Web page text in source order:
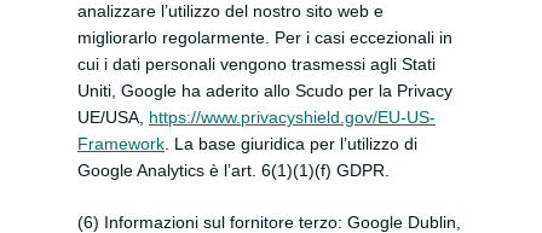
analizzare l’utilizzo del nostro sito web e
migliorarlo regolarmente. Per i casi eccezionali in
cui i dati personali vengono trasmessi agli Stati
Uniti, Google ha aderito allo Scudo per la Privacy
UE/USA, https://www.privacyshield.gov/EU-US-
Framework . La base giuridica per l’utilizzo di
Google Analytics è l’art. 6(1)(1)(f) GDPR.
(6) Informazioni sul fornitore terzo: Google Dublin,